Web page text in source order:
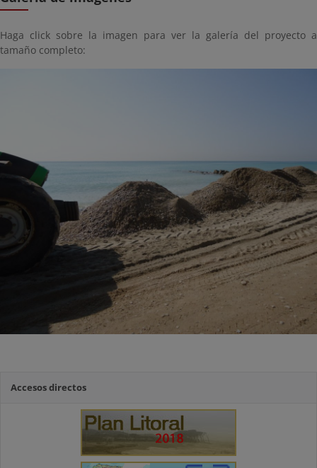
Haga click sobre la imagen para ver la galería del proyecto a
tamaño completo:
Accesos directos